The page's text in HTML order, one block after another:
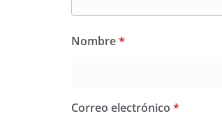
Nombre*
Correo electrónico *